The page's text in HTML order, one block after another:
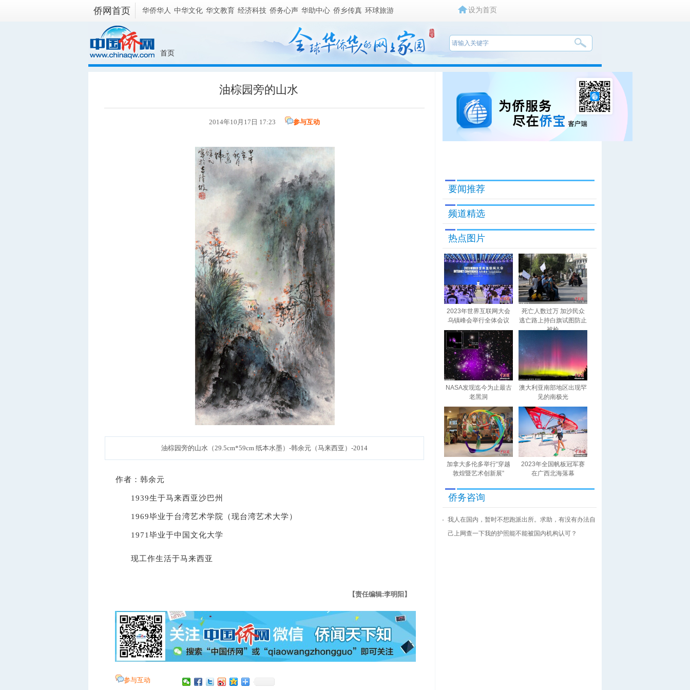
侨网首页 华侨华人 中华文化 华文教育 经济科技 侨务心声 华助中心 侨乡传真 环球旅游 设为首页
首页
油棕园旁的山水
2014年10月17日 17:23 参与互动
油棕园旁的山水（29.5cm*59cm 纸本水墨）-韩余元（马来西亚）-2014
作者：韩余元
1939生于马来西亚沙巴州
1969毕业于台湾艺术学院（现台湾艺术大学）
1971毕业于中国文化大学
现工作生活于马来西亚
【责任编辑:李明阳】
参与互动
要闻推荐
频道精选
热点图片
2023年世界互联网大会
乌镇峰会举行全体会议
死亡人数过万 加沙民众
逃亡路上持白旗试图防止
被枪
NASA发现迄今为止最古
老黑洞
澳大利亚南部地区出现罕
见的南极光
加拿大多伦多举行“穿越
敦煌暨艺术创新展”
2023年全国帆板冠军赛
在广西北海落幕
侨务咨询
我人在国内，暂时不想跑派出所。求助，有没有办法自
己上网查一下我的护照能不能被国内机构认可？